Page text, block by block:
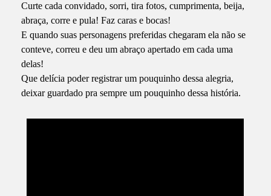
Curte cada convidado, sorri, tira fotos, cumprimenta, beija,
abraça, corre e pula! Faz caras e bocas!
E quando suas personagens preferidas chegaram ela não se
conteve, correu e deu um abraço apertado em cada uma
delas!
Que delícia poder registrar um pouquinho dessa alegria,
deixar guardado pra sempre um pouquinho dessa história.